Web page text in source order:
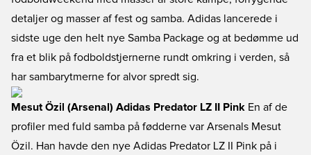
detaljer og masser af fest og samba. Adidas lancerede i
sidste uge den helt nye Samba Package og at bedømme ud
fra et blik på fodboldstjernerne rundt omkring i verden, så
har sambarytmerne for alvor spredt sig.
Mesut Özil (Arsenal) Adidas Predator LZ II Pink En af de
profiler med fuld samba på fødderne var Arsenals Mesut
Özil. Han havde den nye Adidas Predator LZ II Pink på i